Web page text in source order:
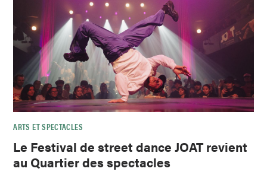
ARTS ET SPECTACLES
Le Festival de street dance JOAT revient
au Quartier des spectacles